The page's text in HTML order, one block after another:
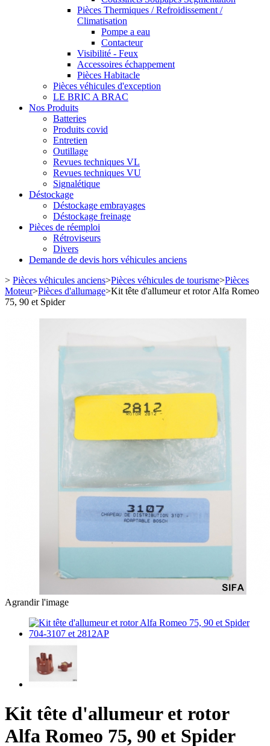
Pièces Thermiques / Refroidissement /
Climatisation
Pompe a eau
Contacteur
Visibilité - Feux
Accessoires échappement
Pièces Habitacle
Pièces véhicules d'exception
LE BRIC A BRAC
Nos Produits
Batteries
Produits covid
Entretien
Outillage
Revues techniques VL
Revues techniques VU
Signalétique
Déstockage
Déstockage embrayages
Déstockage freinage
Pièces de réemploi
Rétroviseurs
Divers
Demande de devis hors véhicules anciens
> Pièces véhicules anciens>Pièces véhicules de tourisme>Pièces
Moteur>Pièces d'allumage>Kit tête d'allumeur et rotor Alfa Romeo
75, 90 et Spider
Agrandir l'image
Kit tête d'allumeur et rotor
Alfa Romeo 75, 90 et Spider